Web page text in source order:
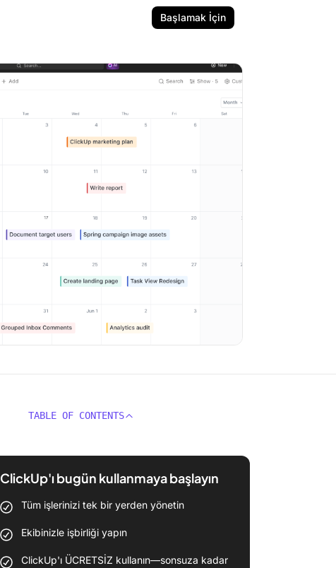
Başlamak İçin
TABLE OF CONTENTS
ClickUp'ı bugün kullanmaya başlayın
Tüm işlerinizi tek bir yerden yönetin
Ekibinizle işbirliği yapın
ClickUp'ı ÜCRETSİZ kullanın—sonsuza kadar